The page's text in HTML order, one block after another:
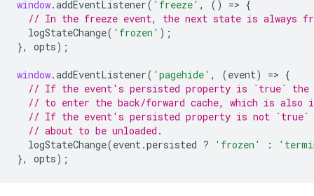
window.addEventListener( 'freeze' , () => {
// In the freeze event, the next state is always
logStateChange( 'frozen' );
},
opts);
window.addEventListener( 'pagehide' , (event) => {
// If the event's persisted property is `true` the
// to enter the back/forward cache, which is also
// If the event's persisted property is not `true`
// about to be unloaded.
logStateChange(event .persisted ? 'frozen' :
},
opts);